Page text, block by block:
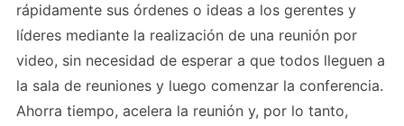
rápidamente sus órdenes o ideas a los gerentes y
líderes mediante la realización de una reunión por
video, sin necesidad de esperar a que todos lleguen a
la sala de reuniones y luego comenzar la conferencia.
Ahorra tiempo, acelera la reunión y, por lo tanto,